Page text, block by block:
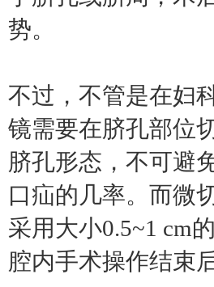
势。
不过，不管是在妇
镜需要在脐孔部位
脐孔形态，不可避
口疝的几率。而微
采用大小0.5~1 cm
腔内手术操作结束